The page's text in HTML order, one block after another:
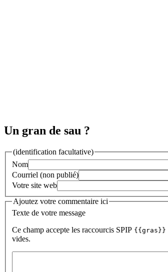
Un gran de sau ?
(identification facultative)
Nom
Courriel (non publié)
Votre site web
Ajoutez votre commentaire ici
Texte de votre message
Ce champ accepte les raccourcis SPIP {{gras}}
vides.